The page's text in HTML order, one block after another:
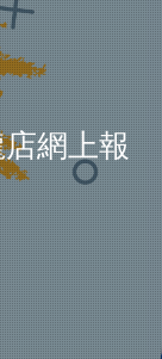
網上報